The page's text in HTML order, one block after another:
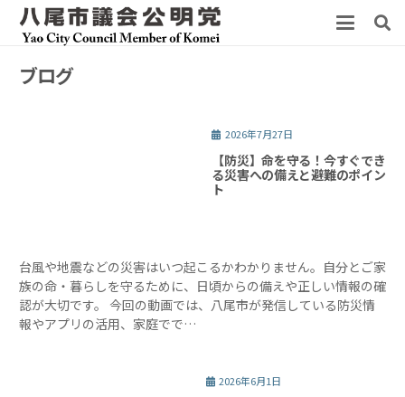
ブログ
2026年7月27日
【防災】命を守る！今すぐでき
る災害への備えと避難のポイン
ト
台風や地震などの災害はいつ起こるかわかりません。自分とご家
族の命・暮らしを守るために、日頃からの備えや正しい情報の確
認が大切です。 今回の動画では、八尾市が発信している防災情
報やアプリの活用、家庭でで…
2026年6月1日